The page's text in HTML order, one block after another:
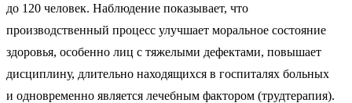
до 120 человек. Наблюдение показывает, что
производственный процесс улучшает моральное состояние
здоровья, особенно лиц с тяжелыми дефектами, повышает
дисциплину, длительно находящихся в госпиталях больных
и одновременно является лечебным фактором (трудтерапия).